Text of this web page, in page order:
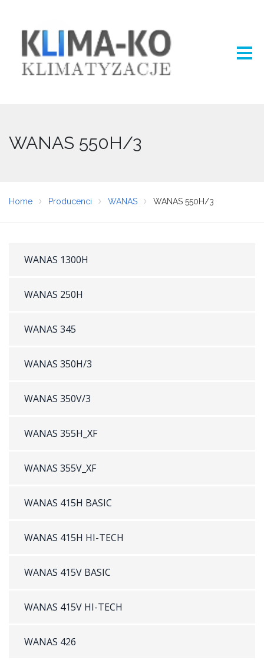
WANAS 550H/3
Home Producenci WANAS WANAS 550H/3
WANAS 1300H
WANAS 250H
WANAS 345
WANAS 350H/3
WANAS 350V/3
WANAS 355H_XF
WANAS 355V_XF
WANAS 415H BASIC
WANAS 415H HI-TECH
WANAS 415V BASIC
WANAS 415V HI-TECH
WANAS 426